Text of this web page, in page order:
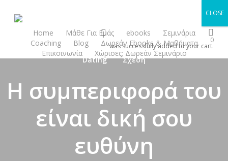
Home Μάθε Για Εμάς ebooks
Σεμινάρια
Coaching
Blog
Δωρεάν Ebooks & Μαθήματα
Επικοινωνία
Χώρισες; Δωρεάν Σεμινάριο
search
0
was successfully added to your cart.
Dating Σχέση
Η συμπεριφορά του
είναι δική σου
ευθύνη
CLOSE